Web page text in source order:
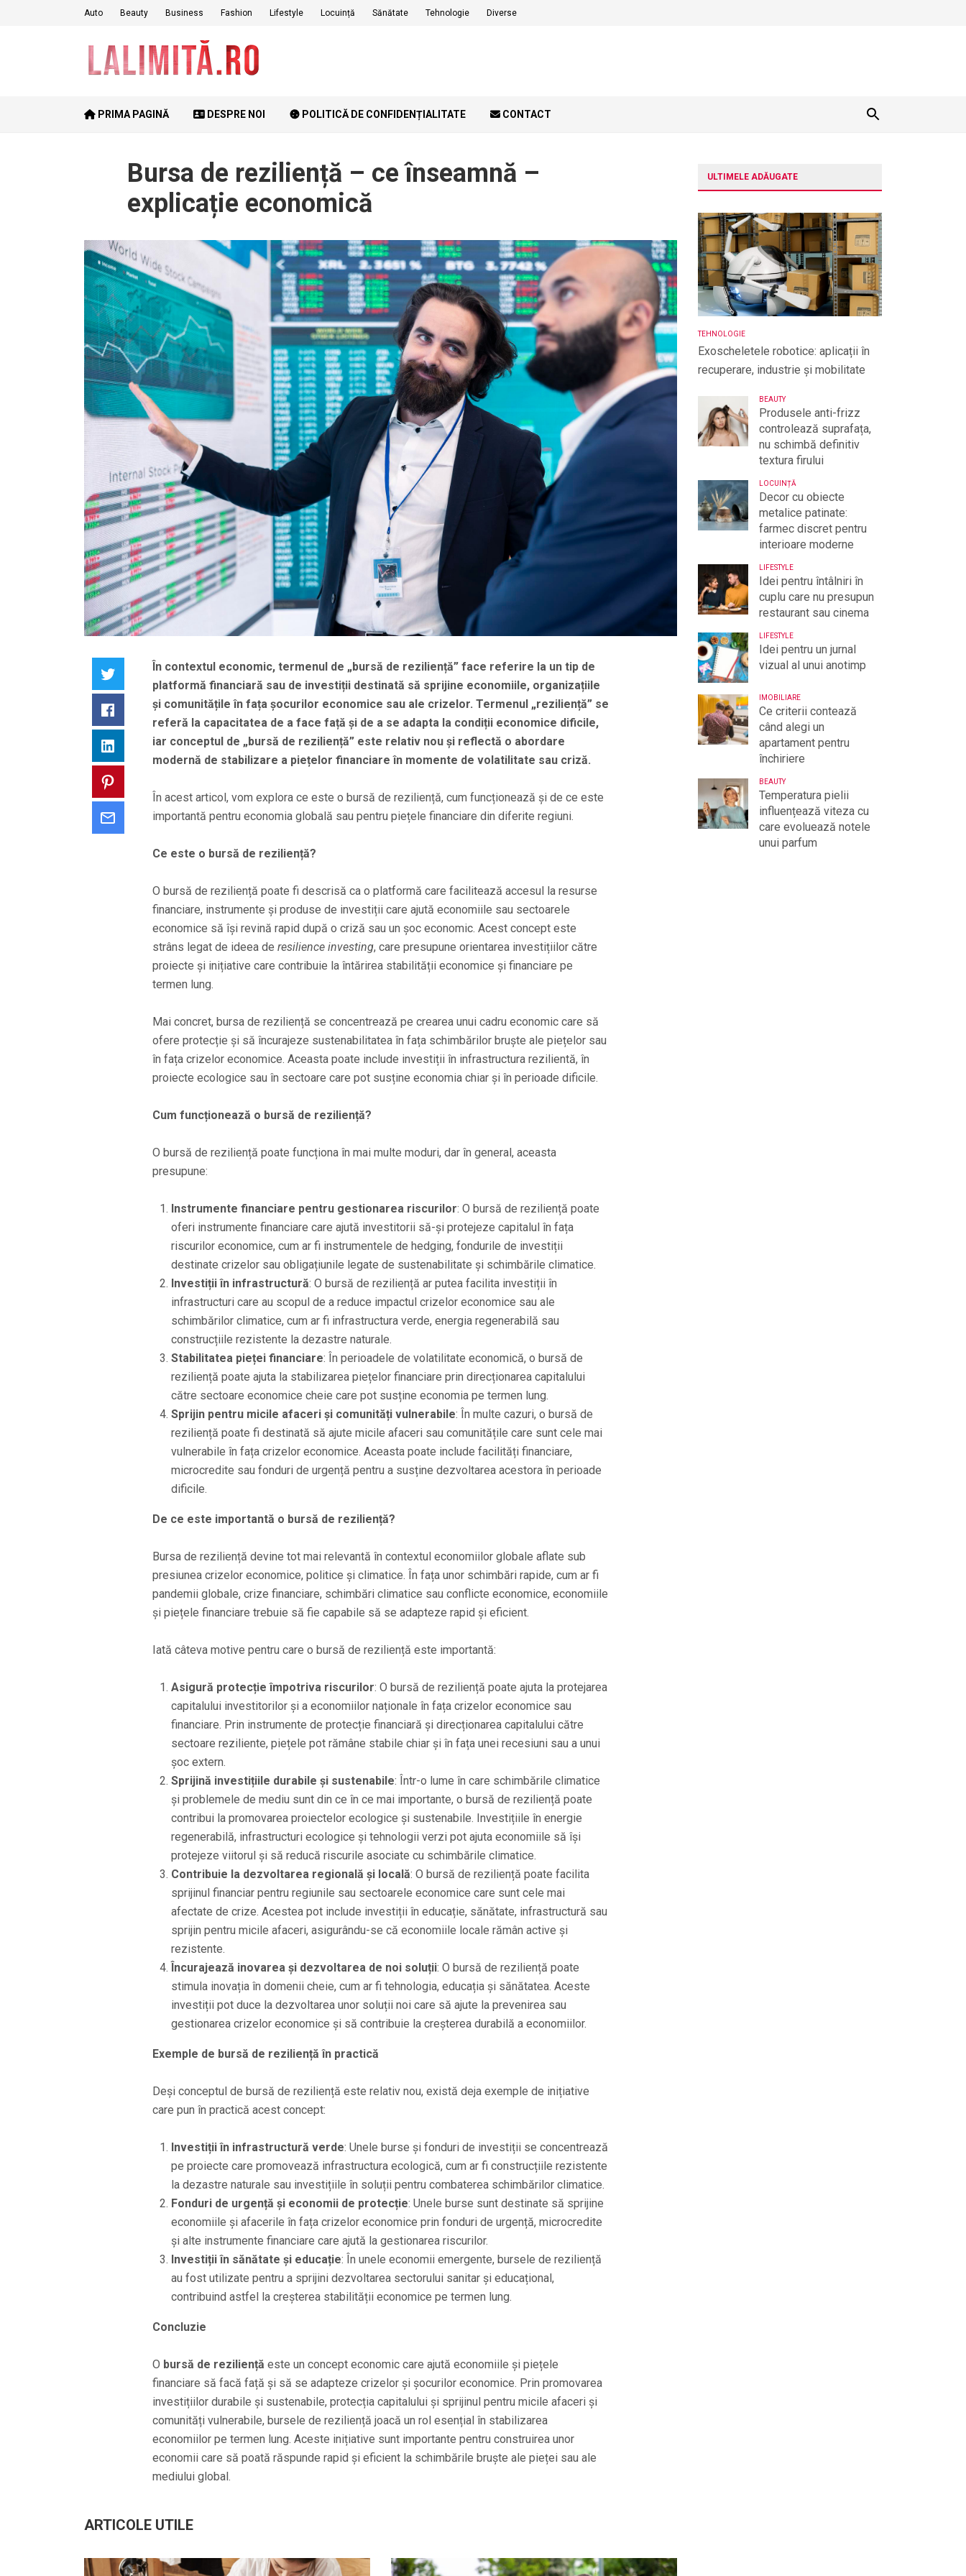
Auto Beauty Business Fashion Lifestyle Locuință Sănătate Tehnologie Diverse
PRIMA PAGINĂ DESPRE NOI POLITICĂ DE CONFIDENȚIALITATE CONTACT
Bursa de reziliență – ce înseamnă –
explicație economică
Facebook
LinkedIn
În contextul economic, termenul de „bursă de reziliență” face referire la un tip de
platformă financiară sau de investiții destinată să sprijine economiile, organizațiile
și comunitățile în fața șocurilor economice sau ale crizelor. Termenul „reziliență” se
referă la capacitatea de a face față și de a se adapta la condiții economice dificile,
iar conceptul de „bursă de reziliență” este relativ nou și reflectă o abordare
modernă de stabilizare a piețelor financiare în momente de volatilitate sau criză.
În acest articol, vom explora ce este o bursă de reziliență, cum funcționează și de ce este
importantă pentru economia globală sau pentru piețele financiare din diferite regiuni.
Ce este o bursă de reziliență?
O bursă de reziliență poate fi descrisă ca o platformă care facilitează accesul la resurse
financiare, instrumente și produse de investiții care ajută economiile sau sectoarele
economice să își revină rapid după o criză sau un șoc economic. Acest concept este
strâns legat de ideea de resilience investing, care presupune orientarea investițiilor către
proiecte și inițiative care contribuie la întărirea stabilității economice și financiare pe
termen lung.
Mai concret, bursa de reziliență se concentrează pe crearea unui cadru economic care să
ofere protecție și să încurajeze sustenabilitatea în fața schimbărilor bruște ale piețelor sau
în fața crizelor economice. Aceasta poate include investiții în infrastructura rezilientă, în
proiecte ecologice sau în sectoare care pot susține economia chiar și în perioade dificile.
Cum funcționează o bursă de reziliență?
O bursă de reziliență poate funcționa în mai multe moduri, dar în general, aceasta
presupune:
Instrumente financiare pentru gestionarea riscurilor: O bursă de reziliență poate
oferi instrumente financiare care ajută investitorii să-și protejeze capitalul în fața
riscurilor economice, cum ar fi instrumentele de hedging, fondurile de investiții
destinate crizelor sau obligațiunile legate de sustenabilitate și schimbările climatice.
Investiții în infrastructură: O bursă de reziliență ar putea facilita investiții în
infrastructuri care au scopul de a reduce impactul crizelor economice sau ale
schimbărilor climatice, cum ar fi infrastructura verde, energia regenerabilă sau
construcțiile rezistente la dezastre naturale.
Stabilitatea pieței financiare: În perioadele de volatilitate economică, o bursă de
reziliență poate ajuta la stabilizarea piețelor financiare prin direcționarea capitalului
către sectoare economice cheie care pot susține economia pe termen lung.
Sprijin pentru micile afaceri și comunități vulnerabile: În multe cazuri, o bursă de
reziliență poate fi destinată să ajute micile afaceri sau comunitățile care sunt cele mai
vulnerabile în fața crizelor economice. Aceasta poate include facilități financiare,
microcredite sau fonduri de urgență pentru a susține dezvoltarea acestora în perioade
dificile.
De ce este importantă o bursă de reziliență?
Bursa de reziliență devine tot mai relevantă în contextul economiilor globale aflate sub
presiunea crizelor economice, politice și climatice. În fața unor schimbări rapide, cum ar fi
pandemii globale, crize financiare, schimbări climatice sau conflicte economice, economiile
și piețele financiare trebuie să fie capabile să se adapteze rapid și eficient.
Iată câteva motive pentru care o bursă de reziliență este importantă:
Asigură protecție împotriva riscurilor: O bursă de reziliență poate ajuta la protejarea
capitalului investitorilor și a economiilor naționale în fața crizelor economice sau
financiare. Prin instrumente de protecție financiară și direcționarea capitalului către
sectoare reziliente, piețele pot rămâne stabile chiar și în fața unei recesiuni sau a unui
șoc extern.
Sprijină investițiile durabile și sustenabile: Într-o lume în care schimbările climatice
și problemele de mediu sunt din ce în ce mai importante, o bursă de reziliență poate
contribui la promovarea proiectelor ecologice și sustenabile. Investițiile în energie
regenerabilă, infrastructuri ecologice și tehnologii verzi pot ajuta economiile să își
protejeze viitorul și să reducă riscurile asociate cu schimbările climatice.
Contribuie la dezvoltarea regională și locală: O bursă de reziliență poate facilita
sprijinul financiar pentru regiunile sau sectoarele economice care sunt cele mai
afectate de crize. Acestea pot include investiții în educație, sănătate, infrastructură sau
sprijin pentru micile afaceri, asigurându-se că economiile locale rămân active și
rezistente.
Încurajează inovarea și dezvoltarea de noi soluții: O bursă de reziliență poate
stimula inovația în domenii cheie, cum ar fi tehnologia, educația și sănătatea. Aceste
investiții pot duce la dezvoltarea unor soluții noi care să ajute la prevenirea sau
gestionarea crizelor economice și să contribuie la creșterea durabilă a economiilor.
Exemple de bursă de reziliență în practică
Deși conceptul de bursă de reziliență este relativ nou, există deja exemple de inițiative
care pun în practică acest concept:
Investiții în infrastructură verde: Unele burse și fonduri de investiții se concentrează
pe proiecte care promovează infrastructura ecologică, cum ar fi construcțiile rezistente
la dezastre naturale sau investițiile în soluții pentru combaterea schimbărilor climatice.
Fonduri de urgență și economii de protecție: Unele burse sunt destinate să sprijine
economiile și afacerile în fața crizelor economice prin fonduri de urgență, microcredite
și alte instrumente financiare care ajută la gestionarea riscurilor.
Investiții în sănătate și educație: În unele economii emergente, bursele de reziliență
au fost utilizate pentru a sprijini dezvoltarea sectorului sanitar și educațional,
contribuind astfel la creșterea stabilității economice pe termen lung.
Concluzie
O bursă de reziliență este un concept economic care ajută economiile și piețele
financiare să facă față și să se adapteze crizelor și șocurilor economice. Prin promovarea
investițiilor durabile și sustenabile, protecția capitalului și sprijinul pentru micile afaceri și
comunități vulnerabile, bursele de reziliență joacă un rol esențial în stabilizarea
economiilor pe termen lung. Aceste inițiative sunt importante pentru construirea unor
economii care să poată răspunde rapid și eficient la schimbările bruște ale pieței sau ale
mediului global.
ARTICOLE UTILE
ULTIMELE ADĂUGATE
TEHNOLOGIE
Exoscheletele robotice: aplicații în
recuperare, industrie și mobilitate
BEAUTY
Produsele anti-frizz
controlează suprafața,
nu schimbă definitiv
textura firului
LOCUINȚĂ
Decor cu obiecte
metalice patinate:
farmec discret pentru
interioare moderne
LIFESTYLE
Idei pentru întâlniri în
cuplu care nu presupun
restaurant sau cinema
LIFESTYLE
Idei pentru un jurnal
vizual al unui anotimp
IMOBILIARE
Ce criterii contează
când alegi un
apartament pentru
închiriere
BEAUTY
Temperatura pielii
influențează viteza cu
care evoluează notele
unui parfum